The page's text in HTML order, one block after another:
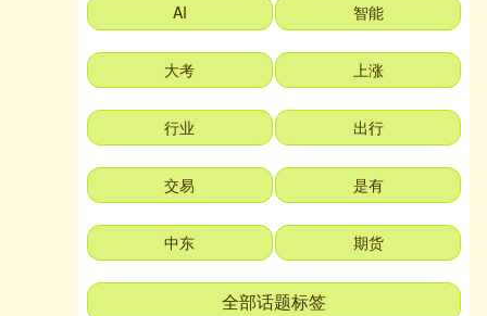
AI 智能
大考 上涨
行业 出行
交易 是有
中东 期货
全部话题标签